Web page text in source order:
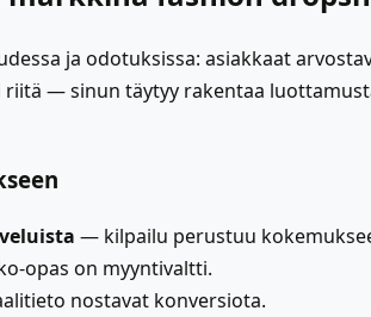
ja odotuksissa: asiakkaat
— sinun täytyy rakentaa
— kilpailu perustuu
opas on myyntivaltti.
nostavat konversiota.